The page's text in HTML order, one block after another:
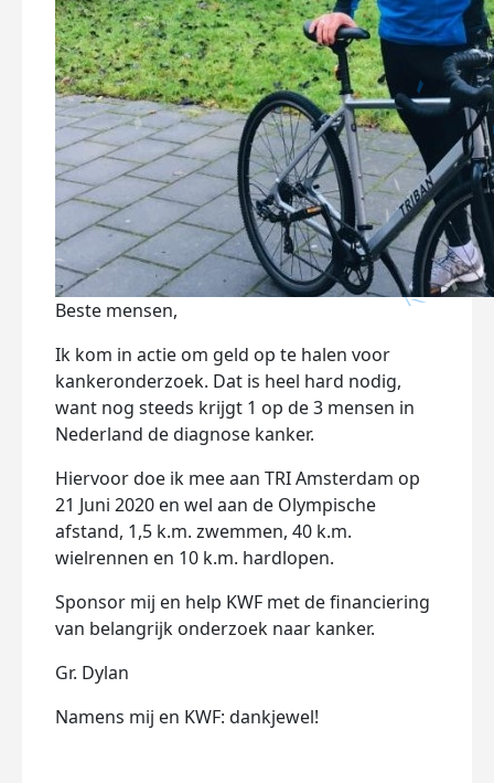
Beste mensen,
Ik kom in actie om geld op te halen voor
kankeronderzoek. Dat is heel hard nodig,
want nog steeds krijgt 1 op de 3 mensen in
Nederland de diagnose kanker.
Hiervoor doe ik mee aan TRI Amsterdam op
21 Juni 2020 en wel aan de Olympische
afstand, 1,5 k.m. zwemmen, 40 k.m.
wielrennen en 10 k.m. hardlopen.
Sponsor mij en help KWF met de financiering
van belangrijk onderzoek naar kanker.
Gr. Dylan
Namens mij en KWF: dankjewel!